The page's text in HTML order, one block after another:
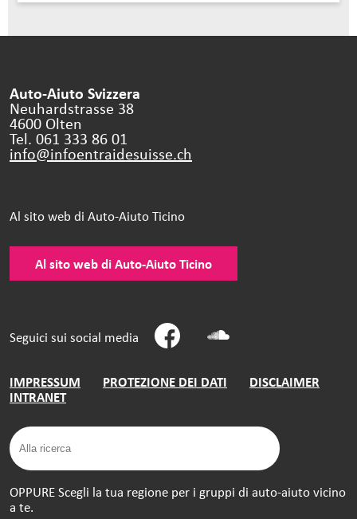
Auto-Aiuto Svizzera
Neuhardstrasse 38
4600 Olten
Tel. 061 333 86 01
info@infoentraidesuisse.ch
Al sito web di Auto-Aiuto Ticino
Al sito web di Auto-Aiuto Ticino
Seguici sui social media
IMPRESSUM PROTEZIONE DEI DATI
DISCLAIMER
INTRANET
OPPURE Scegli la tua regione per i gruppi di auto-aiuto vicino
a te.